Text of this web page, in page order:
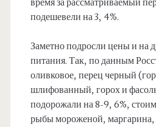
время за рассматриваемый
подешевели на 3, 4%.
Заметно подросли цены и на
питания. Так, по данным
оливковое, перец черный
шлифованный, горох и
подорожали на 8-9, 6%,
рыбы мороженой, маргарина,